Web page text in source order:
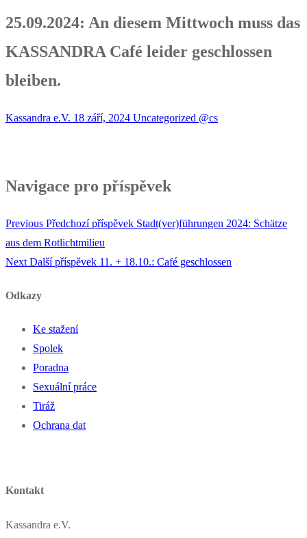
25.09.2024: An diesem Mittwoch muss das
KASSANDRA Café leider geschlossen
bleiben.
Kassandra e.V. 18 září, 2024 Uncategorized @cs
Navigace pro příspěvek
Previous Předchozí příspěvek Stadt(ver)führungen 2024: Schätze
aus dem Rotlichtmilieu
Next Další příspěvek 11. + 18.10.: Café geschlossen
Odkazy
Ke stažení
Spolek
Poradna
Sexuální práce
Tiráž
Ochrana dat
Kontakt
Kassandra e.V.